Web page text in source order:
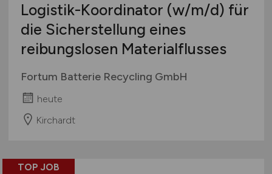
Logistik-Koordinator (w/m/d) für
die Sicherstellung eines
reibungslosen Materialflusses
Fortum Batterie Recycling GmbH
heute
Kirchardt
TOP JOB